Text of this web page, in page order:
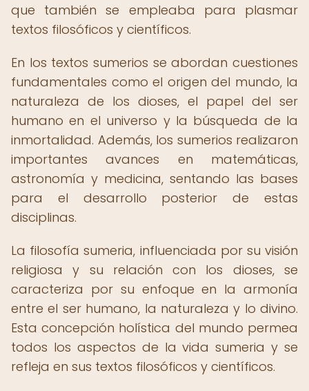
que también se empleaba para plasmar
textos filosóficos y científicos.
En los textos sumerios se abordan cuestiones
fundamentales como el origen del mundo, la
naturaleza de los dioses, el papel del ser
humano en el universo y la búsqueda de la
inmortalidad. Además, los sumerios realizaron
importantes avances en matemáticas,
astronomía y medicina, sentando las bases
para el desarrollo posterior de estas
disciplinas.
La filosofía sumeria, influenciada por su visión
religiosa y su relación con los dioses, se
caracteriza por su enfoque en la armonía
entre el ser humano, la naturaleza y lo divino.
Esta concepción holística del mundo permea
todos los aspectos de la vida sumeria y se
refleja en sus textos filosóficos y científicos.